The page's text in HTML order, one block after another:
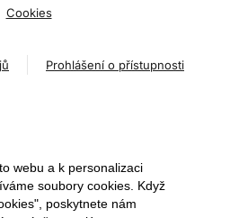
Cookies
Prohlášení o přístupnosti
webu a k personalizaci
soubory cookies. Když
poskytnete nám